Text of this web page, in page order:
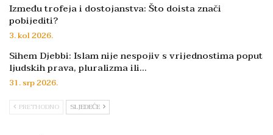
Između trofeja i dostojanstva: Što doista znači
pobijediti?
3. kol 2026.
Sihem Djebbi: Islam nije nespojiv s vrijednostima poput
ljudskih prava, pluralizma ili…
31. srp 2026.
PRETHODNO SLJEDEĆE